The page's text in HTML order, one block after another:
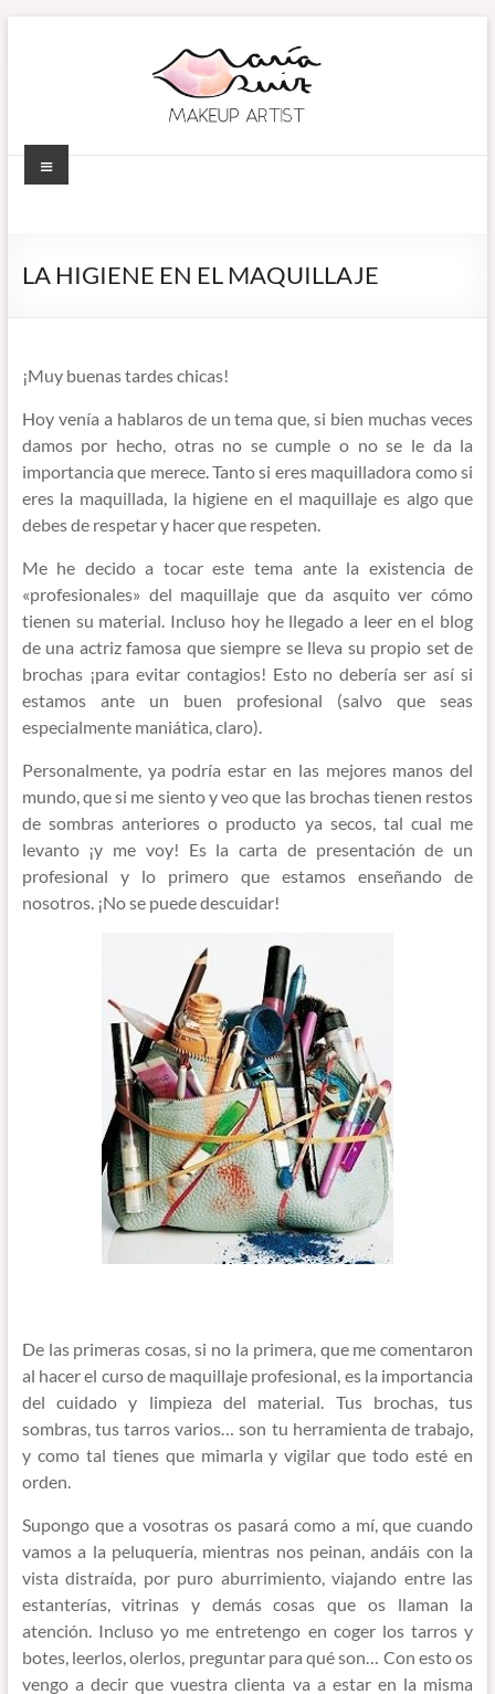
–
EN CÓRDOBA
(España).
automaquillaje.
Bellypainting.
Menú
LA HIGIENE EN EL MAQUILLAJE
¡Muy buenas tardes chicas!
Hoy venía a hablaros de un tema que, si bien muchas veces
damos por hecho, otras no se cumple o no se le da la
importancia que merece. Tanto si eres maquilladora como si
eres la maquillada, la higiene en el maquillaje es algo que
debes de respetar y hacer que respeten.
Me he decido a tocar este tema ante la existencia de
«profesionales» del maquillaje que da asquito ver cómo
tienen su material. Incluso hoy he llegado a leer en el blog
de una actriz famosa que siempre se lleva su propio set de
brochas ¡para evitar contagios! Esto no debería ser así si
estamos ante un buen profesional (salvo que seas
especialmente maniática, claro).
Personalmente, ya podría estar en las mejores manos del
mundo, que si me siento y veo que las brochas tienen restos
de sombras anteriores o producto ya secos, tal cual me
levanto ¡y me voy! Es la carta de presentación de un
profesional y lo primero que estamos enseñando de
nosotros. ¡No se puede descuidar!
De las primeras cosas, si no la primera, que me comentaron
al hacer el curso de maquillaje profesional, es la importancia
del cuidado y limpieza del material. Tus brochas, tus
sombras, tus tarros varios… son tu herramienta de trabajo,
y como tal tienes que mimarla y vigilar que todo esté en
orden.
Supongo que a vosotras os pasará como a mí, que cuando
vamos a la peluquería, mientras nos peinan, andáis con la
vista distraída, por puro aburrimiento, viajando entre las
estanterías, vitrinas y demás cosas que os llaman la
atención. Incluso yo me entretengo en coger los tarros y
botes, leerlos, olerlos, preguntar para qué son… Con esto os
vengo a decir que vuestra clienta va a estar en la misma